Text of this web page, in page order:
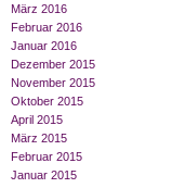
März 2016
Februar 2016
Januar 2016
Dezember 2015
November 2015
Oktober 2015
April 2015
März 2015
Februar 2015
Januar 2015